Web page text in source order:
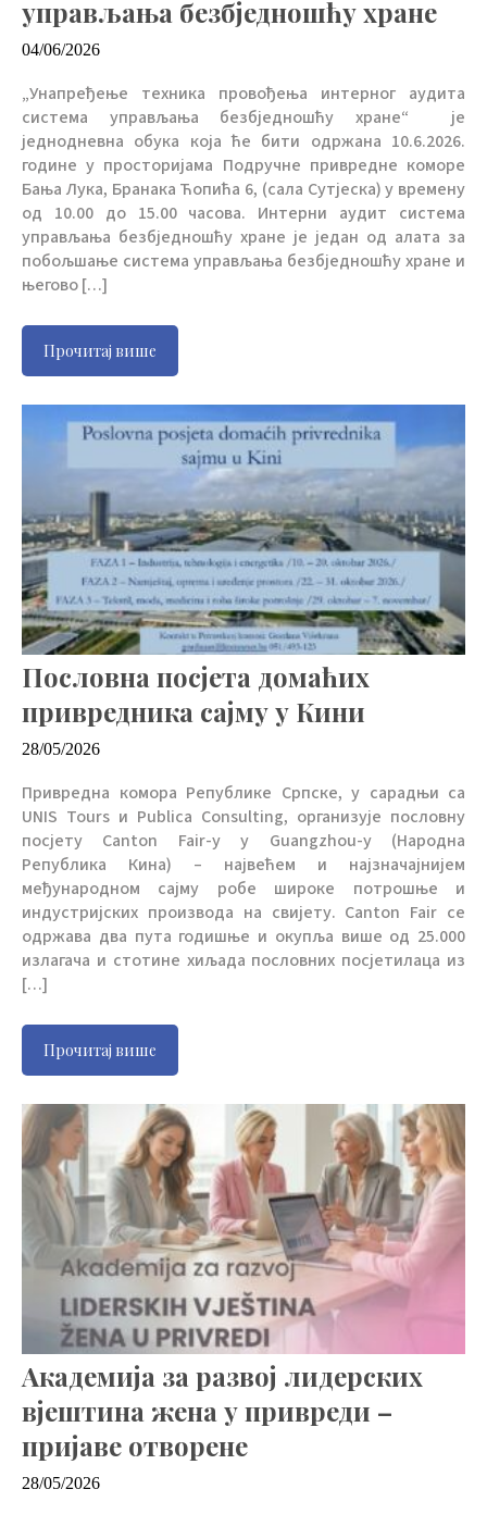
управљања безбједношћу хране
04/06/2026
„Унапређење техника провођења интерног аудита
система управљања безбједношћу хране“ је
једнодневна обука која ће бити одржана 10.6.2026.
године у просторијама Подручне привредне коморе
Бања Лука, Бранака Ћопића 6, (сала Сутјеска) у времену
од 10.00 до 15.00 часова. Интерни аудит система
управљања безбједношћу хране је један од алата за
побољшање система управљања безбједношћу хране и
његово […]
Прочитај више
Пословна посјета домаћих
привредника сајму у Кини
28/05/2026
Привредна комора Републике Српске, у сарадњи са
UNIS Tours и Publica Consulting, организује пословну
посјету Canton Fair-у у Guangzhou-у (Народна
Република Кина) – највећем и најзначајнијем
међународном сајму робе широке потрошње и
индустријских производа на свијету. Canton Fair се
одржава два пута годишње и окупља више од 25.000
излагача и стотине хиљада пословних посјетилаца из
[…]
Прочитај више
Академија за развој лидерских
вјештина жена у привреди –
пријаве отворене
28/05/2026